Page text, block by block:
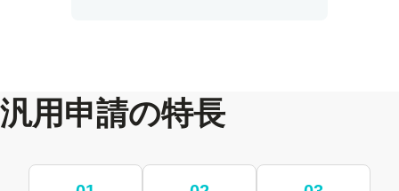
汎用申請の特長